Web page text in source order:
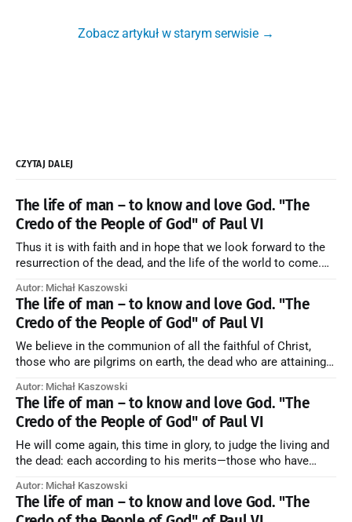
Zobacz artykuł w starym serwisie →
CZYTAJ DALEJ
The life of man – to know and love God. "The
Credo of the People of God" of Paul VI
Thus it is with faith and in hope that we look forward to the
resurrection of the dead, and the life of the world to come.
artykuł w starym serwisie →
Autor: Michał Kaszowski
The life of man – to know and love God. "The
Credo of the People of God" of Paul VI
We believe in the communion of all the faithful of Christ,
those who are pilgrims on earth, the dead who are attaining
forming one Church; and we believe that in this communion
the merciful love of God and His saints is
Autor: Michał Kaszowski
The life of man – to know and love God. "The
Credo of the People of God" of Paul VI
He will come again, this time in glory, to judge the living and
the dead: each according to his merits—those who have
those who have refused them to the end going to the fire that
is not
Autor: Michał Kaszowski
The life of man – to know and love God. "The